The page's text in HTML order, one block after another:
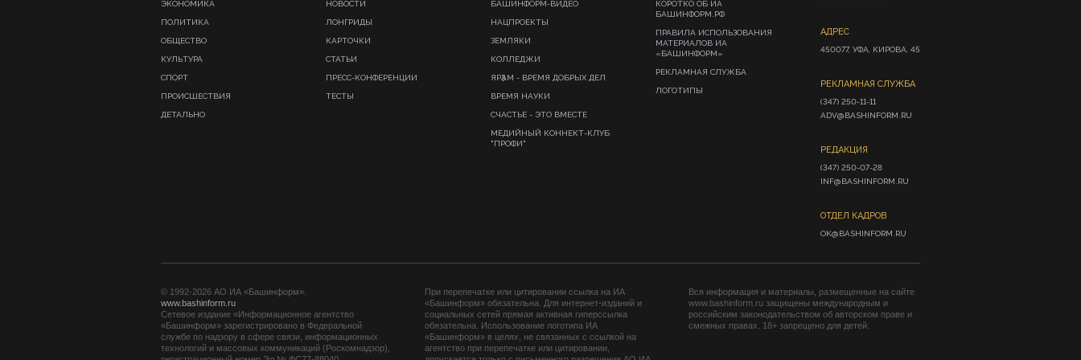
ЭКОНОМИКА
ПОЛИТИКА
ОБЩЕСТВО
КУЛЬТУРА
СПОРТ
ПРОИСШЕСТВИЯ
ДЕТАЛЬНО
НОВОСТИ
ЛОНГРИДЫ
КАРТОЧКИ
СТАТЬИ
ПРЕСС-КОНФЕРЕНЦИИ
ТЕСТЫ
БАШИНФОРМ-ВИДЕО
НАЦПРОЕКТЫ
ЗЕМЛЯКИ
КОЛЛЕДЖИ
ЯРҘАМ - ВРЕМЯ ДОБРЫХ ДЕЛ
ВРЕМЯ НАУКИ
СЧАСТЬЕ - ЭТО ВМЕСТЕ
МЕДИЙНЫЙ КОННЕКТ-КЛУБ
"ПРОФИ"
КОРОТКО ОБ ИА
БАШИНФОРМ.РФ
ПРАВИЛА ИСПОЛЬЗОВАНИЯ
МАТЕРИАЛОВ ИА
«БАШИНФОРМ»
РЕКЛАМНАЯ СЛУЖБА
ЛОГОТИПЫ
АДРЕС
450077, УФА, КИРОВА, 45
РЕКЛАМНАЯ СЛУЖБА
(347) 250-11-11
ADV@BASHINFORM.RU
РЕДАКЦИЯ
(347) 250-07-28
INF@BASHINFORM.RU
ОТДЕЛ КАДРОВ
OK@BASHINFORM.RU
© 1992-2026 АО ИА «Башинформ».
www.bashinform.ru
Сетевое издание «Информационное агентство
«Башинформ» зарегистрировано в Федеральной
службе по надзору в сфере связи, информационных
технологий и массовых коммуникаций (Роскомнадзор),
При перепечатке или цитировании ссылка на ИА
«Башинформ» обязательна. Для интернет-изданий и
социальных сетей прямая активная гиперссылка
обязательна. Использование логотипа ИА
«Башинформ» в целях, не связанных с ссылкой на
агентство при перепечатке или цитировании,
Вся информация и материалы, размещенные на сайте
www.bashinform.ru защищены международным и
российским законодательством об авторском праве и
смежных правах. 18+ запрещено для детей.